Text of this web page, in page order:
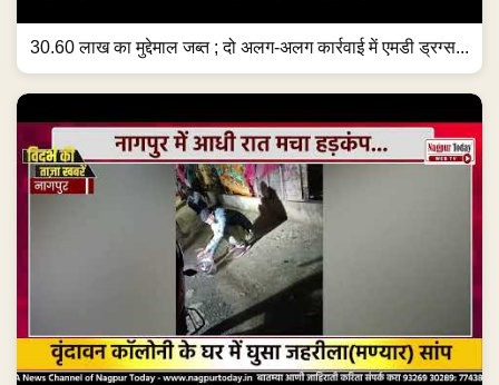
30.60 लाख का मुद्देमाल जब्त ; दो अलग-अलग कार्रवाई में एमडी ड्रग्स...